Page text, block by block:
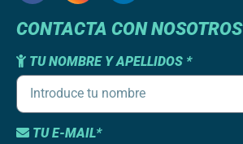
CONTACTA CON NOSOTROS
TU NOMBRE Y APELLIDOS *
TU E-MAIL*